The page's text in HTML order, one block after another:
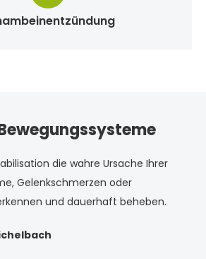
die wahre Ursache Ihrer
Gelenkschmerzen oder
und dauerhaft beheben.